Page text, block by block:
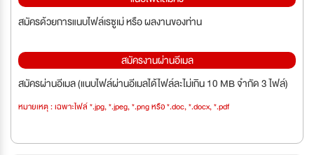
สมัครด้วยการแนบไฟล์เรซูเม่ หรือ ผลงานของท่าน
สมัครงานผ่านอีเมล
สมัครผ่านอีเมล (แนบไฟล์ผ่านอีเมลได้ไฟล์ละไม่เกิน 10 MB จำกัด 3 ไฟล์)
หมายเหตุ : เฉพาะไฟล์ *.jpg, *.jpeg, *.png หรือ *.doc, *.docx, *.pdf